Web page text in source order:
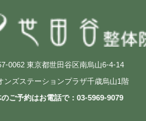
0062 東京都世田谷区南烏山6-4-14
ンズステーションプラザ千歳烏山1階
ご予約はお電話で：03-5969-9079